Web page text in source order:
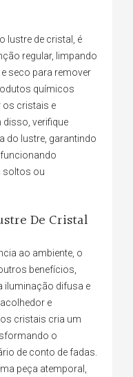
lustre de cristal, é
regular, limpando
seco para remover
químicos
os cristais e
disso, verifique
do lustre, garantindo
soltos ou
De Cristal
ao ambiente, o
benefícios,
iluminação difusa e
e
cristais cria um
o
de conto de fadas.
peça atemporal,